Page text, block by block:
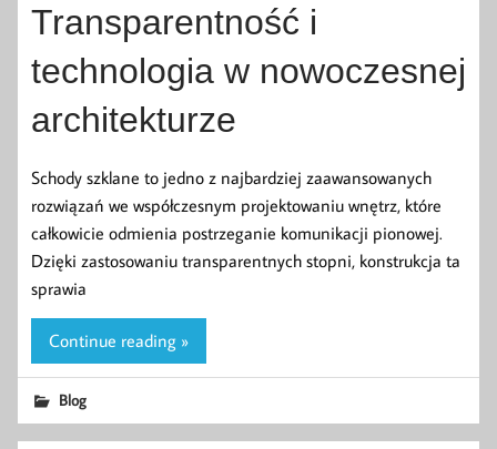
Transparentność i
technologia w nowoczesnej
architekturze
Schody szklane to jedno z najbardziej zaawansowanych
rozwiązań we współczesnym projektowaniu wnętrz, które
całkowicie odmienia postrzeganie komunikacji pionowej.
Dzięki zastosowaniu transparentnych stopni, konstrukcja ta
sprawia
Continue reading »
Blog